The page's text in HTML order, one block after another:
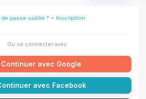
de passe oublié ? - Inscription
Ou se connecter avec
avec Google
avec Facebook